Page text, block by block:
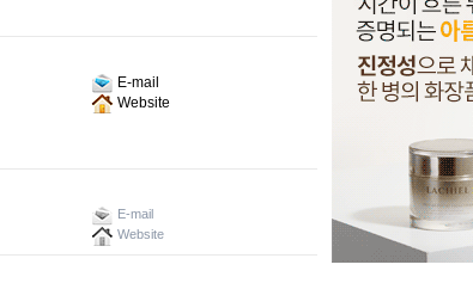
E-mail
Website
E-mail
Website